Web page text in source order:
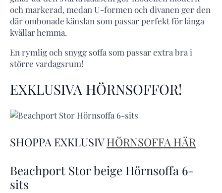
och markerad, medan U-formen och divanen ger den
där ombonade känslan som passar perfekt för långa
kvällar hemma.
En rymlig och snygg soffa som passar extra bra i
större vardagsrum!
EXKLUSIVA HÖRNSOFFOR!
SHOPPA EXKLUSIVHÖRNSOFFA HÄR
Beachport Stor beige Hörnsoffa 6-
sits